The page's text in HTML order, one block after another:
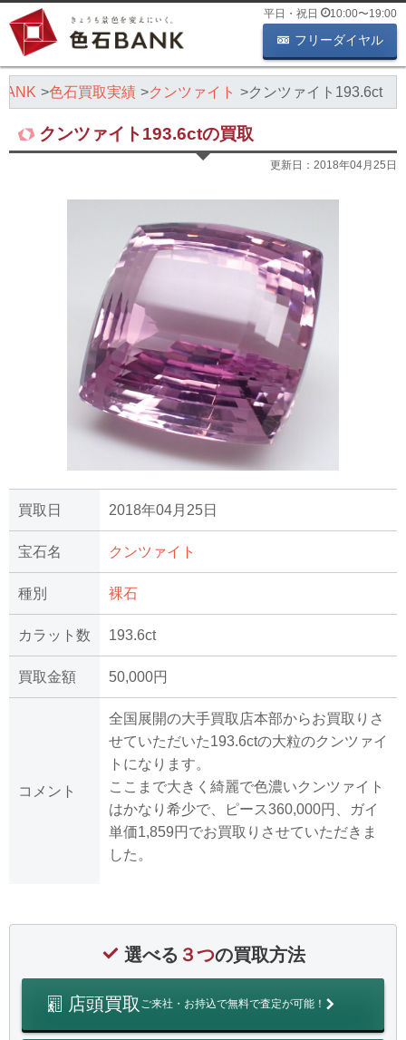
平日・祝日 10:00〜19:00
フリーダイヤル
色石買取実績 クンツァイト クンツァイト193.6ct
クンツァイト193.6ctの買取
更新日： 2018年04月25日
買取日 2018年04月25日
宝石名 クンツァイト
種別 裸石
カラット数 193.6ct
買取金額 50,000円
コメント
全国展開の大手買取店本部からお買取りさ
せていただいた193.6ctの大粒のクンツァイ
トになります。
ここまで大きく綺麗で色濃いクンツァイト
はかなり希少で、ピース360,000円、ガイ
単価1,859円でお買取りさせていただきま
した。
選べる ３つの買取方法
店頭買取 ご来社・お持込で無料で査定が可能！